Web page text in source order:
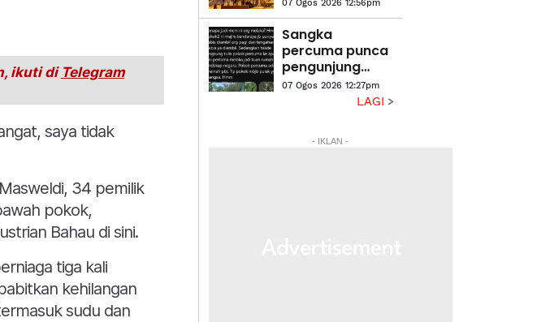
ikuti di Telegram
saya tidak
34 pemilik
pokok,
Bahau di sini.
tiga kali
kehilangan
sudu dan
salah guna
kuasa
07 Ogos 2026 12:56pm
Sangka
percuma punca
pengunjung
angkut pokok
hiasan MBJB
07 Ogos 2026 12:27pm
LAGI
- IKLAN -